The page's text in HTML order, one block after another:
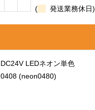
( 発送業務休日)
DC24V LEDネオン単色
0408 (neon0480)